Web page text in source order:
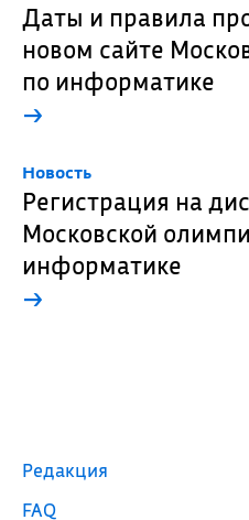
Даты и правила
новом сайте
по информатике
→
Новость
Регистрация на
Московской
информатике
→
Редакция
FAQ